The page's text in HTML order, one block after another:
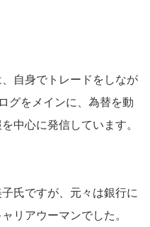
自身でトレードをしなが
グをメインに、為替を動
中心に発信しています。
氏ですが、元々は銀行に
リアウーマンでした。